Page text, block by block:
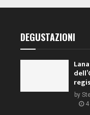
DEGUSTAZIONI
by